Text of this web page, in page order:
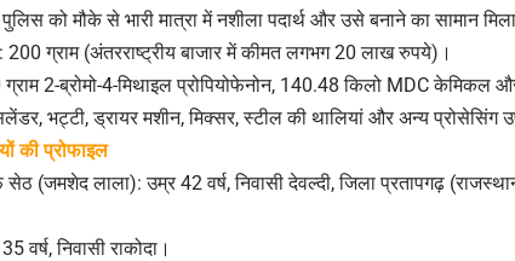
को मौके से भारी मात्रा में नशीला पदार्थ और उसे बनाने का सामान
200 ग्राम (अंतरराष्ट्रीय बाजार में कीमत लगभग 20 लाख रुपये)।
2-ब्रोमो-4-मिथाइल प्रोपियोफेनोन, 140.48 किलो MDC केमिकल
भट्टी, ड्रायर मशीन, मिक्सर, स्टील की थालियां और अन्य प्रोसेसिंग
की प्रोफाइल
(जमशेद लाला): उम्र 42 वर्ष, निवासी देवल्दी, जिला प्रतापगढ़
वर्ष, निवासी राकोदा।